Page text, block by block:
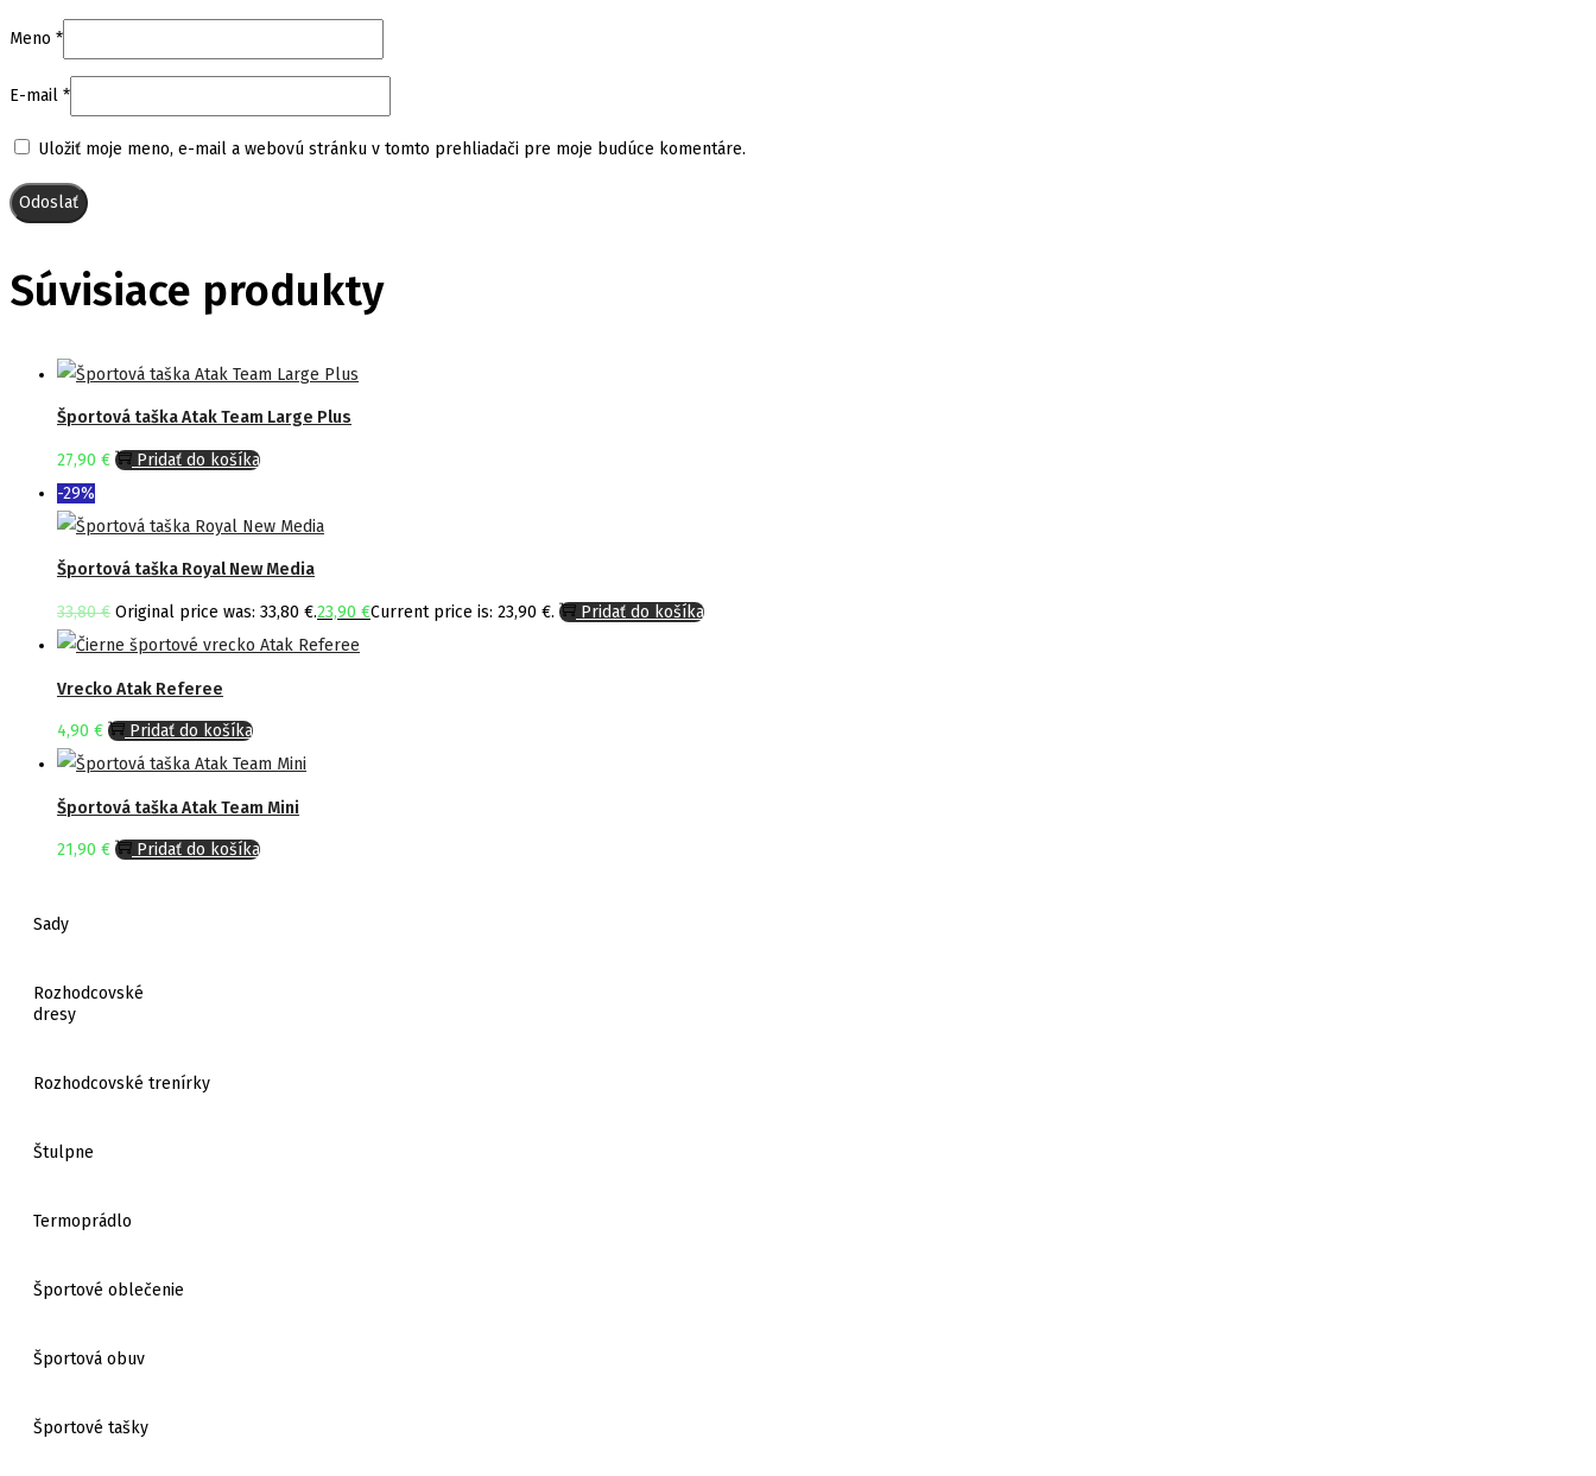
Meno *
E-mail *
Uložiť moje meno, e-mail a webovú stránku v tomto prehliadači pre moje budúce komentáre.
Súvisiace produkty
Športová taška Atak Team Large Plus
27,90 €
Pridať do košíka
-29%
Športová taška Royal New Media
33,80€ Original price was: 33,80 €.23,90 €Current price is: 23,90 €. Pridať do košíka
Vrecko Atak Referee
4,90 € Pridať do košíka
Športová taška Atak Team Mini
21,90 € Pridať do košíka
Sady
Rozhodcovské
dresy
Rozhodcovské trenírky
Štulpne
Termoprádlo
Športové oblečenie
Športová obuv
Športové tašky